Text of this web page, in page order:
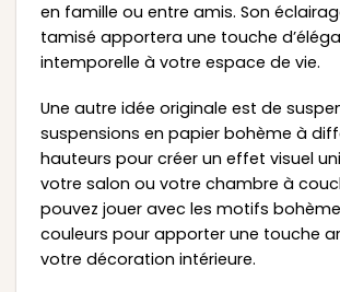
en famille ou entre amis. Son
tamisé apportera une touche
intemporelle à votre espace de vie.
Une autre idée originale est de
suspensions en papier bohème à
hauteurs pour créer un effet visuel
votre salon ou votre chambre à
pouvez jouer avec les motifs
couleurs pour apporter une touche
votre décoration intérieure.